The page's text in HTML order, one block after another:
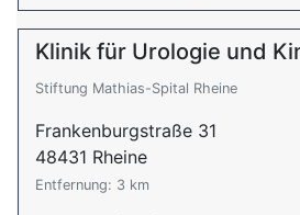
Klinik für Urologie und
Stiftung Mathias-Spital Rheine
Frankenburgstraße 31
48431 Rheine
Entfernung: 3 km